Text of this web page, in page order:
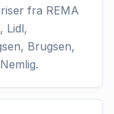
fra REMA
Lidl,
Brugsen,